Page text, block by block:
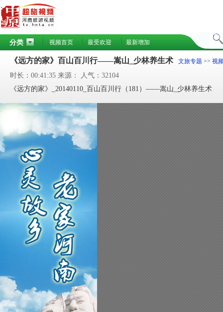
分类 视频首页 最受欢迎 最新增加
《远方的家》百山百川行——嵩山_少林养生术 文旅专题 >> 视
时长：00:41:35 来源： 人气：32104
《远方的家》_20140110_百山百川行（181）——嵩山_少林养生术